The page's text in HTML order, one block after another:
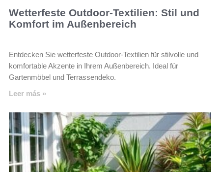
Wetterfeste Outdoor-Textilien: Stil und
Komfort im Außenbereich
Entdecken Sie wetterfeste Outdoor-Textilien für stilvolle und
komfortable Akzente in Ihrem Außenbereich. Ideal für
Gartenmöbel und Terrassendeko.
Leer más »